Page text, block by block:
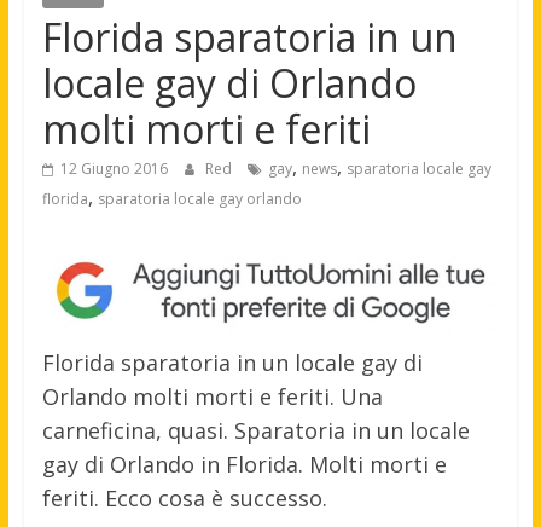
Florida sparatoria in un
locale gay di Orlando
molti morti e feriti
12 Giugno 2016 Red gay, news, sparatoria locale gay
florida, sparatoria locale gay orlando
Florida sparatoria in un locale gay di
Orlando molti morti e feriti. Una
carneficina, quasi. Sparatoria in un locale
gay di Orlando in Florida. Molti morti e
feriti. Ecco cosa è successo.